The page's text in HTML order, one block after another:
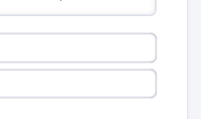
Имя*
Email*